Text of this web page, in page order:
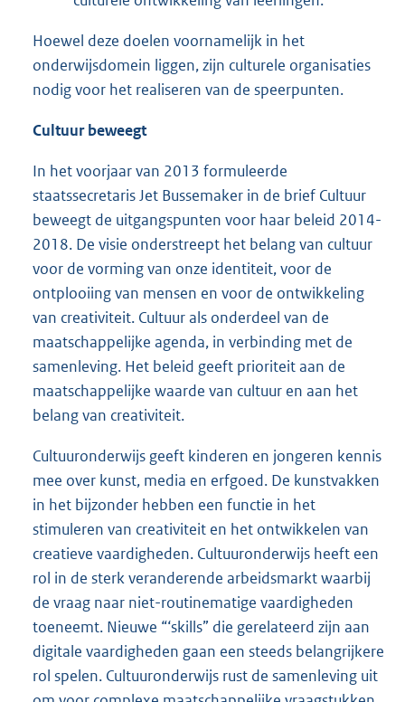
Hoewel deze doelen voornamelijk in het
onderwijsdomein liggen, zijn culturele organisaties
nodig voor het realiseren van de speerpunten.
Cultuur beweegt
In het voorjaar van 2013 formuleerde
staatssecretaris Jet Bussemaker in de brief Cultuur
beweegt de uitgangspunten voor haar beleid 2014-
2018. De visie onderstreept het belang van cultuur
voor de vorming van onze identiteit, voor de
ontplooiing van mensen en voor de ontwikkeling
van creativiteit. Cultuur als onderdeel van de
maatschappelijke agenda, in verbinding met de
samenleving. Het beleid geeft prioriteit aan de
maatschappelijke waarde van cultuur en aan het
belang van creativiteit.
Cultuuronderwijs geeft kinderen en jongeren kennis
mee over kunst, media en erfgoed. De kunstvakken
in het bijzonder hebben een functie in het
stimuleren van creativiteit en het ontwikkelen van
creatieve vaardigheden. Cultuuronderwijs heeft een
rol in de sterk veranderende arbeidsmarkt waarbij
de vraag naar niet-routinematige vaardigheden
toeneemt. Nieuwe “‘skills” die gerelateerd zijn aan
digitale vaardigheden gaan een steeds belangrijkere
rol spelen. Cultuuronderwijs rust de samenleving uit